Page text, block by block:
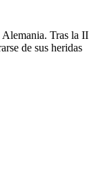
Tras la II
de sus heridas